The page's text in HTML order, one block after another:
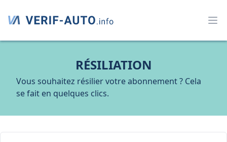
RÉSILIATION
Vous souhaitez résilier votre abonnement ? Cela
se fait en quelques clics.